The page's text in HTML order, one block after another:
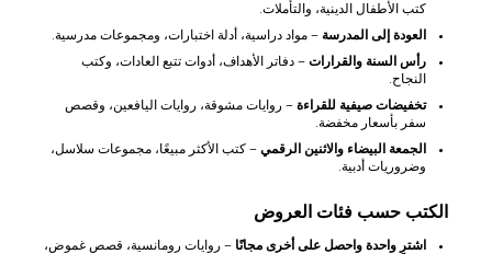
كتب الأطفال الدينية، والتأملات.
العودة إلى المدرسة – مواد دراسية، أدلة اختبارات، ومجموعات مدرسية.
رأس السنة والقرارات – دفاتر الأهداف، أدوات تتبع العادات، وكتب
النجاح.
تخفيضات صيفية للقراءة – روايات مشوقة، روايات اليافعين، وقصص
سفر بأسعار مخفضة.
الجمعة البيضاء والاثنين الرقمي – كتب الأكثر مبيعًا، مجموعات سلاسل،
وضروريات أدبية.
الكتب حسب فئات العروض
اشترِ واحدة واحصل على أخرى مجانًا – روايات رومانسية، قصص غموض،